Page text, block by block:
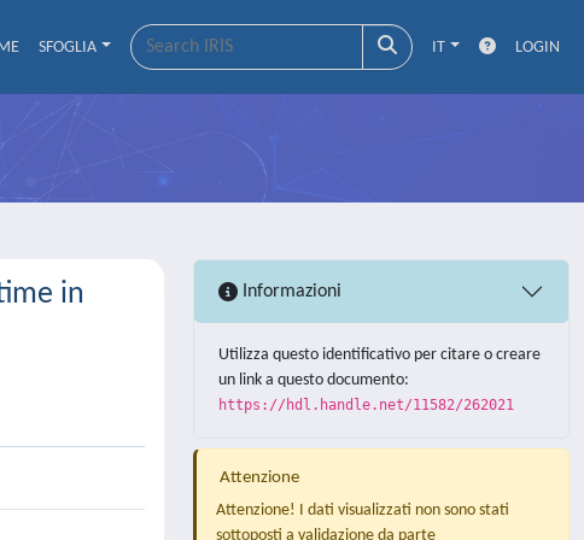
SFOGLIA IT LOGIN
in
Informazioni
Utilizza questo identificativo per citare o creare
un link a questo documento:
https://hdl.handle.net/11582/262021
Attenzione
Attenzione! I dati visualizzati non sono stati
sottoposti a validazione da parte